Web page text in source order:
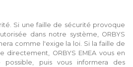
Si une faille de sécurité provoque
dans notre système, ORBYS
comme l'exige la loi. Si la faille de
directement, ORBYS EMEA vous en
possible, puis vous informera des